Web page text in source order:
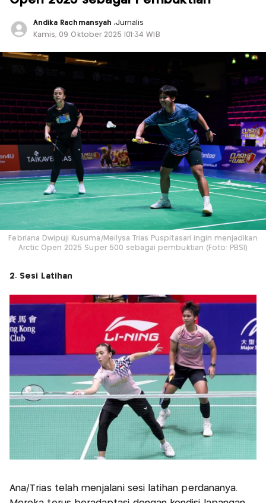
Andika Rachmansyah ,Jurnalis
Kamis, 09 Oktober 2025 |01:34 WIB
Febriana Dwipuji Kusuma/Meilysa Trias Puspitasari ingin menjadikan
Arctic Open 2025 Super 500 sebagai pembuktian (Foto: PBSI)
2. Sesi Latihan
Ana/Trias telah menjalani sesi latihan perdananya.